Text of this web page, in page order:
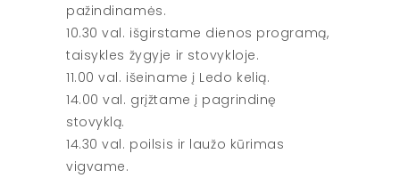
pažindinamės.
10.30 val. išgirstame dienos programą,
taisykles žygyje ir stovykloje.
11.00 val. išeiname į Ledo kelią.
14.00 val. grįžtame į pagrindinę
stovyklą.
14.30 val. poilsis ir laužo kūrimas
vigvame.